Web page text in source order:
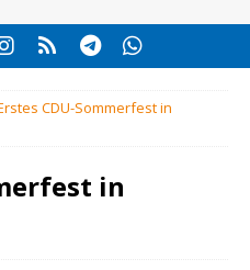
CDU-Sommerfest in
in